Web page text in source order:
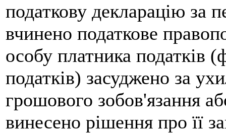
податкову декларацію за
вчинено податкове
особу платника податків
податків) засуджено за
грошового зобов'язання
винесено рішення про її